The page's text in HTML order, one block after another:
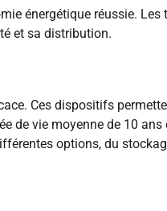
énergétique réussie.
et sa distribution.
Ces dispositifs
de vie moyenne de 10
options, du